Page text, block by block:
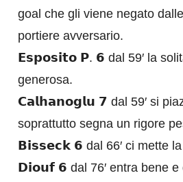
goal che gli viene negato
portiere avversario.
𝗘𝘀𝗽𝗼𝘀𝗶𝘁𝗼 𝗣. 𝟲 dal 59′ la
generosa.
𝗖𝗮𝗹𝗵𝗮𝗻𝗼𝗴𝗹𝘂 𝟳 dal 59′ si
soprattutto segna un rigore
𝗕𝗶𝘀𝘀𝗲𝗰𝗸 𝟲 dal 66′ ci mette
𝗗𝗶𝗼𝘂𝗳 𝟲 dal 76′ entra bene